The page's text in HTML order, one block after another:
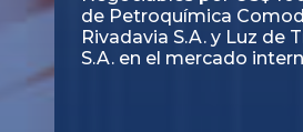
de los Certificados de
del Fideicomiso
Inmobiliario "Espacio